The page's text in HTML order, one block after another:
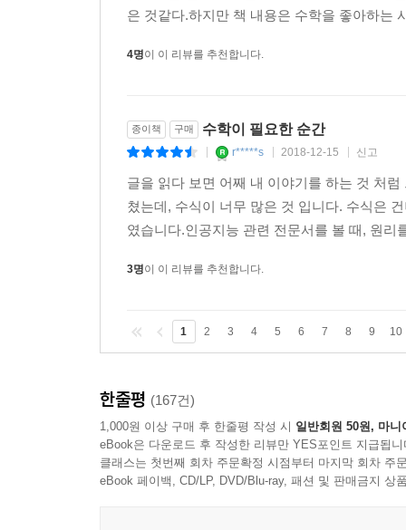
은 것같다.하지만 책 내용은 수학을 좋아하는
4명이 이 리뷰를 추천합니다.
종이책 구매 수학이 필요한 순간
r*****s 2018-12-15 신고
글을 읽다 보면 어째 내 이야기를 하는 것 처
쳤는데, 수식이 너무 많은 것 입니다. 수식은
였습니다.인공지능 관련 전문서를 볼 때, 원
3명이 이 리뷰를 추천합니다.
1 2 3 4 5 6 7 8 9 10
한줄평 (167건)
1,000원 이상 구매 후 한줄평 작성 시 일반회원 50원, 마니
eBook은 다운로드 후 작성한 리뷰만 YES포인트 지급됩니
클래스는 첫번째 회차 주문확정 시점부터 마지막 회차 주
eBook 페이백, CD/LP, DVD/Blu-ray, 패션 및 판매금지 상